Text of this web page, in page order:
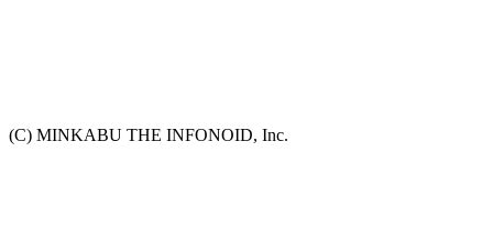
(C) MINKABU THE INFONOID, Inc.